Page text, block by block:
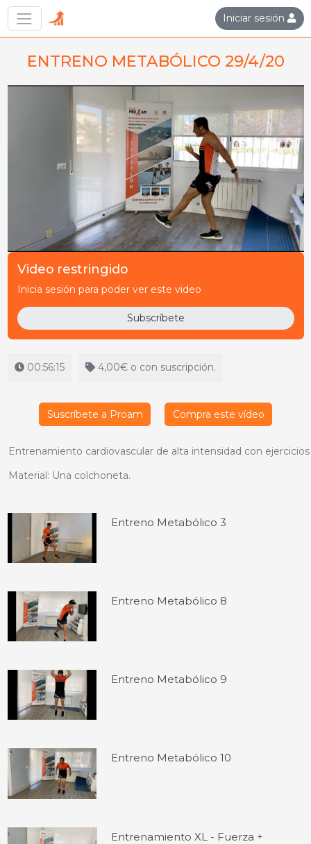
Iniciar sesión
ENTRENO METABÓLICO 29/4/20
Video restringido
Inicia sesión para poder ver este video
Subscríbete
00:56:15 4,00€ o con suscripción.
Suscríbete a Proam Compra este vídeo
Entrenamiento cardiovascular de alta intensidad con
Material: Una colchoneta.
Entreno Metabólico 3
Entreno Metabólico 8
Entreno Metabólico 9
Entreno Metabólico 10
Entrenamiento XL - Fuerza +